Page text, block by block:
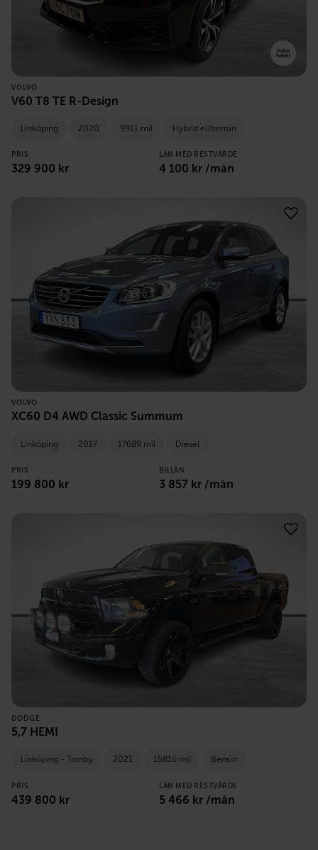
VOLVO
V60 T8 TE R-Design
Linköping 2020 9911 mil Hybrid el/bensin
PRIS
329 900 kr
LÅN MED RESTVÄRDE
4 100 kr /mån
VOLVO
XC60 D4 AWD Classic Summum
Linköping 2017 17689 mil Diesel
PRIS
199 800 kr
BILLÅN
3 857 kr /mån
DODGE
5,7 HEMI
Linköping - Tornby 2021 15816 mil Bensin
PRIS
439 800 kr
LÅN MED RESTVÄRDE
5 466 kr /mån